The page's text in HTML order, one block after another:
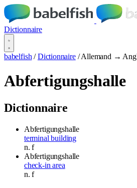
Dictionnaire
babelfish / Dictionnaire / Allemand →
Abfertigungshalle
Dictionnaire
Abfertigungshalle
terminal building
n.f
Abfertigungshalle
check-in area
n.f